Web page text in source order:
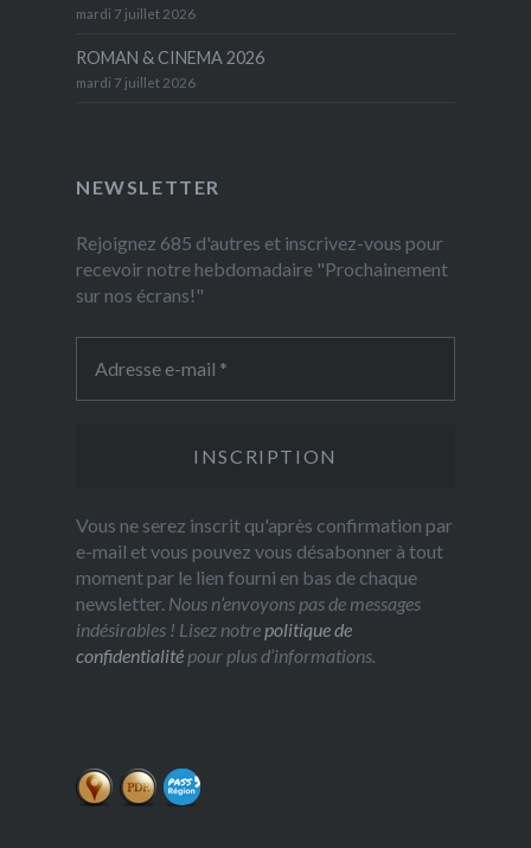
mardi 7 juillet 2026
ROMAN & CINEMA 2026
mardi 7 juillet 2026
NEWSLETTER
Rejoignez 685 d'autres et inscrivez-vous pour
recevoir notre hebdomadaire "Prochainement
sur nos écrans!"
Vous ne serez inscrit qu'après confirmation par
e-mail et vous pouvez vous désabonner à tout
moment par le lien fourni en bas de chaque
newsletter. Nous n’envoyons pas de messages
indésirables ! Lisez notrepolitique de
confidentialitépour plus d’informations.